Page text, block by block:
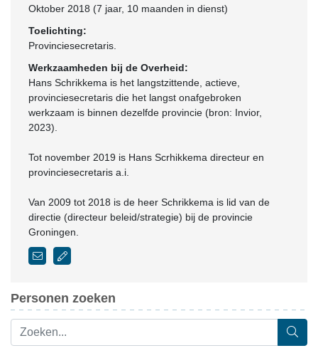
Oktober 2018 (7 jaar, 10 maanden in dienst)
Toelichting:
Provinciesecretaris.
Werkzaamheden bij de Overheid:
Hans Schrikkema is het langstzittende, actieve,
provinciesecretaris die het langst onafgebroken
werkzaam is binnen dezelfde provincie (bron: Invior,
2023).
Tot november 2019 is Hans Scrhikkema directeur en
provinciesecretaris a.i.
Van 2009 tot 2018 is de heer Schrikkema is lid van de
directie (directeur beleid/strategie) bij de provincie
Groningen.
Personen zoeken